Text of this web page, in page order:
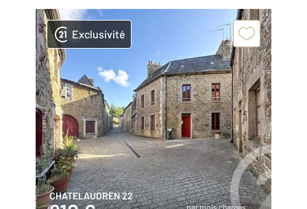
Exclusivité
CHATELAUDREN 22
par mois charges